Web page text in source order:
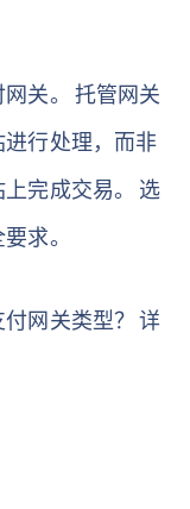
关。 托管网关
行处理，而非
完成交易。 选
求。
网关类型？ 详